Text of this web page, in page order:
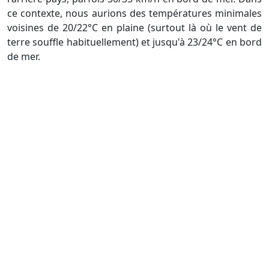
ce contexte, nous aurions des températures minimales
voisines de 20/22°C en plaine (surtout là où le vent de
terre souffle habituellement) et jusqu'à 23/24°C en bord
de mer.